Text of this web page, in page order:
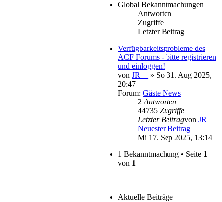
Global Bekanntmachungen
Antworten
Zugriffe
Letzter Beitrag
Verfügbarkeitsprobleme des
ACF Forums - bitte registrieren
und einloggen!
von JR__
» So 31. Aug 2025,
20:47
Forum: Gäste News
2Antworten
44735 Zugriffe
Letzter Beitragvon JR__
Neuester Beitrag
Mi 17. Sep 2025, 13:14
1 Bekanntmachung • Seite 1
von 1
Aktuelle Beiträge